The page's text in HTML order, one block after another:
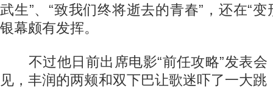
武生”、“致我们终将逝去的青春”，还在“
银幕颇有发挥。
不过他日前出席电影“前任攻略”发表会
见，丰润的两颊和双下巴让歌迷吓了一大